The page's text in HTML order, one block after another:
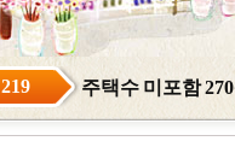
219 주택수 미포함